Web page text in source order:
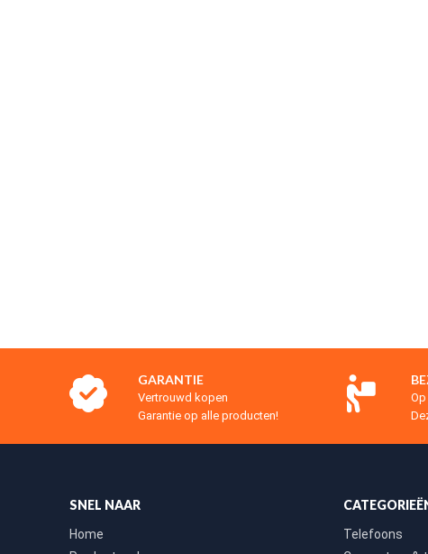
GARANTIE
Vertrouwd kopen
Garantie op alle producten!
SNEL NAAR
Home
Telefoons